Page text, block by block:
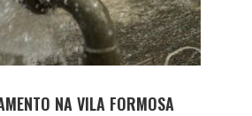
NA VILA FORMOSA